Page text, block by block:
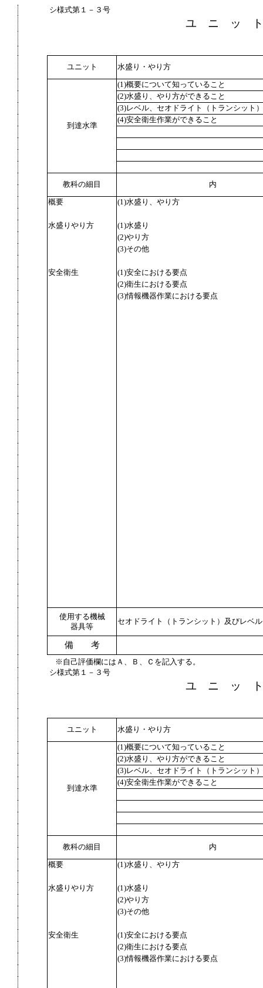
シ様式第１－３号
ユ ニ ッ
ユニット 水盛り・やり方
到達水準
(1)概要について知っていること
(2)水盛り、やり方ができること
(3)レベル、セオドライト（トランシット
(4)安全衛生作業ができること
教科の細目 内
概要 (1)水盛り、やり方
水盛りやり方
(1)水盛り
(2)やり方
(3)その他
安全衛生
(1)安全における要点
(2)衛生における要点
(3)情報機器作業における要点
使用する機械
器具等
セオドライト（トランシット）及びレベ
備 考
※自己評価欄にはＡ、Ｂ、Ｃを記入する。
シ様式第１－３号
ユ ニ ッ
ユニット 水盛り・やり方
到達水準
(1)概要について知っていること
(2)水盛り、やり方ができること
(3)レベル、セオドライト（トランシット
(4)安全衛生作業ができること
教科の細目 内
概要 (1)水盛り、やり方
水盛りやり方
(1)水盛り
(2)やり方
(3)その他
安全衛生
(1)安全における要点
(2)衛生における要点
(3)情報機器作業における要点